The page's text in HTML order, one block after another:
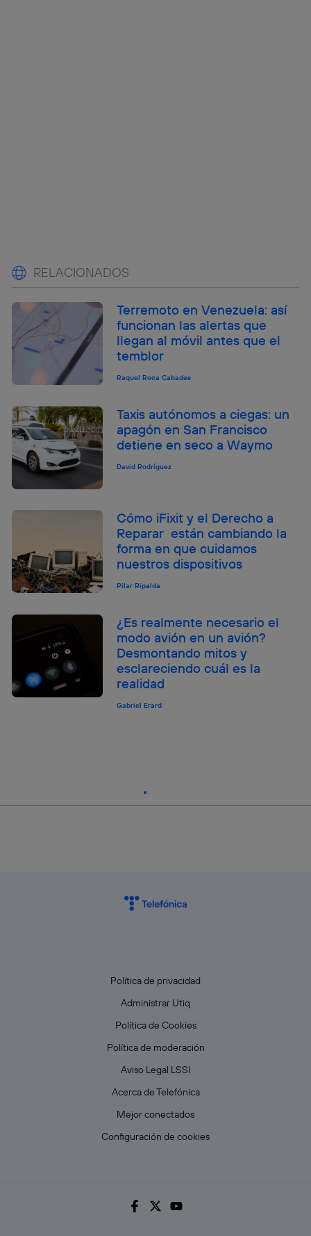
RELACIONADOS
Terremoto en Venezuela: así
funcionan las alertas que
llegan al móvil antes que el
temblor
Raquel Roca Cabades
Taxis autónomos a ciegas: un
apagón en San Francisco
detiene en seco a Waymo
David Rodríguez
Cómo iFixit y el Derecho a
Reparar están cambiando la
forma en que cuidamos
nuestros dispositivos
Pilar Ripalda
¿Es realmente necesario el
modo avión en un avión?
Desmontando mitos y
esclareciendo cuál es la
realidad
Gabriel Erard
Política de privacidad
Administrar Utiq
Política de Cookies
Política de moderación
Aviso Legal LSSI
Acerca de Telefónica
Mejor conectados
Configuración de cookies